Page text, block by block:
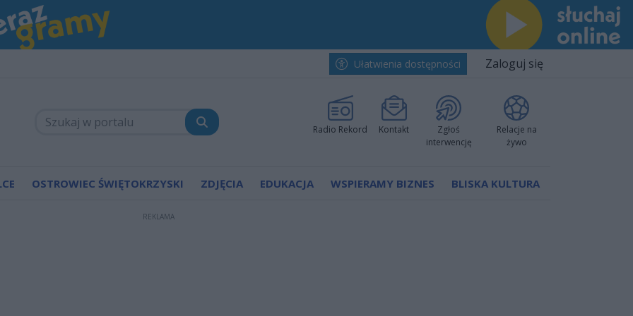
Ułatwienia dostępności Zaloguj się
Radio Rekord Kontakt
Zgłoś
interwencję
Relacje na
żywo
OSTROWIEC ŚWIĘTOKRZYSKI ZDJĘCIA EDUKACJA WSPIERAMY BIZNES BLISKA KULTURA
REKLAMA